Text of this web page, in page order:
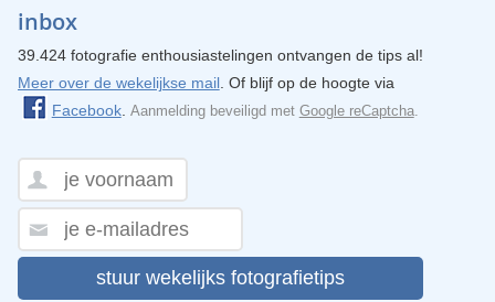
inbox
39.424 fotografie enthousiastelingen ontvangen de tips al!
Meer over de wekelijkse mail. Of blijf op de hoogte via
Facebook. Aanmelding beveiligd met Google reCaptcha.
stuur wekelijks fotografietips